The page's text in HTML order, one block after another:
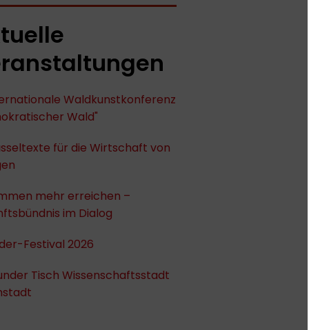
Waldkunstkonferenz
Wald"
für die Wirtschaft von
mehr erreichen –
im Dialog
Festival 2026
Tisch Wissenschaftsstadt